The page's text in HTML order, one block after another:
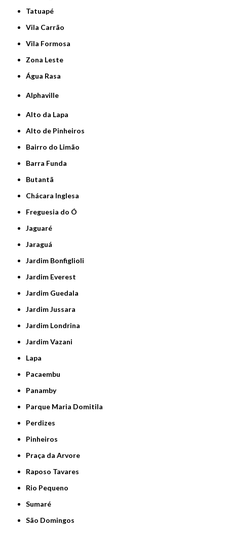
Tatuapé
Vila Carrão
Vila Formosa
Zona Leste
Água Rasa
Alphaville
Alto da Lapa
Alto de Pinheiros
Bairro do Limão
Barra Funda
Butantã
Chácara Inglesa
Freguesia do Ó
Jaguaré
Jaraguá
Jardim Bonfiglioli
Jardim Everest
Jardim Guedala
Jardim Jussara
Jardim Londrina
Jardim Vazani
Lapa
Pacaembu
Panamby
Parque Maria Domitila
Perdizes
Pinheiros
Praça da Arvore
Raposo Tavares
Rio Pequeno
Sumaré
São Domingos